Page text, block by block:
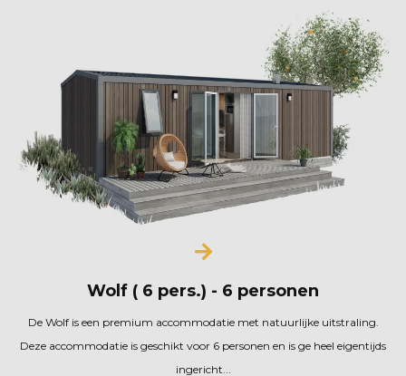
Wolf ( 6 pers.) - 6 personen
De Wolf is een premium accommodatie met natuurlijke uitstraling.
Deze accommodatie is geschikt voor 6 personen en is ge heel eigentijds
ingericht...